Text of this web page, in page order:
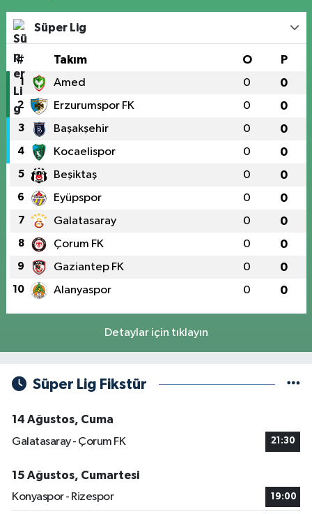
Süper Lig
# Takım O P
1 Amed 0 0
2 Erzurumspor FK 0 0
3 Başakşehir 0 0
4 Kocaelispor 0 0
5 Beşiktaş 0 0
6 Eyüpspor 0 0
7 Galatasaray 0 0
8 Çorum FK 0 0
9 Gaziantep FK 0 0
10 Alanyaspor 0 0
Detaylar için tıklayın
Süper Lig Fikstür
14 Ağustos, Cuma
Galatasaray - Çorum FK
21:30
15 Ağustos, Cumartesi
Konyaspor - Rizespor
19:00